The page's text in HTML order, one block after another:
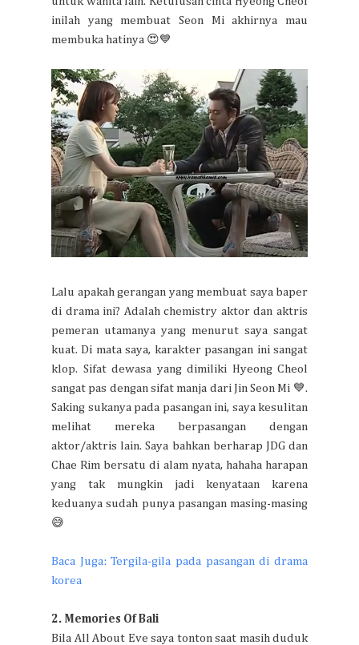
inilah yang membuat Seon Mi akhirnya mau
membuka hatinya 😍💙
Lalu apakah gerangan yang membuat saya baper
di drama ini? Adalah chemistry aktor dan aktris
pemeran utamanya yang menurut saya sangat
kuat. Di mata saya, karakter pasangan ini sangat
klop. Sifat dewasa yang dimiliki Hyeong Cheol
sangat pas dengan sifat manja dari Jin Seon Mi 💙.
Saking sukanya pada pasangan ini, saya kesulitan
melihat mereka berpasangan dengan
aktor/aktris lain. Saya bahkan berharap JDG dan
Chae Rim bersatu di alam nyata, hahaha harapan
yang tak mungkin jadi kenyataan karena
keduanya sudah punya pasangan masing-masing
😅
Baca Juga: Tergila-gila pada pasangan di drama
korea
2. Memories Of Bali
Bila All About Eve saya tonton saat masih duduk